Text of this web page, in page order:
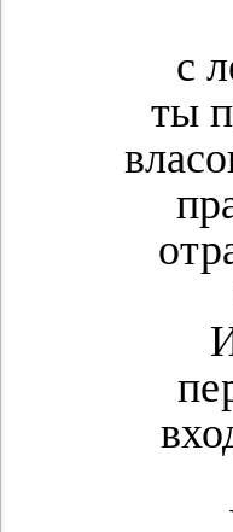
с
ты